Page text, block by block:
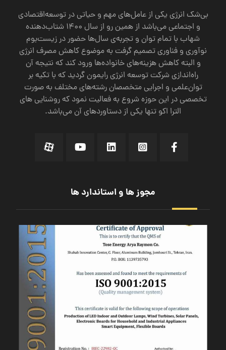
بی‌شک انرژی یکی از عامل‌های مهم و حیاتی در توسعه‌اقتصادی
و اجتماعی می‌باشد از همین رو از سال 1400 شتاب‌دهنده
شهاب با تمام توان و تجربه‌ی سال‌ها حضور در زیست‌بوم
نوآوری و فناوری تصمیم گرفت به موضوع کاهش مصرف انرژی
‌و البته کاهش هزینه‌های خانواده‌ها ورود کند که نتیجه آن
راه‌اندازی شرکت توسعه انرژی رایمون گردید که با تکیه‌ بر
توان‌علمی و اجرایی متخصصان رشته‌های مختلف به صورت
تخصصی در این حوزه شروع به فعالیت نمود که روشنایی های
الترا اکو تنها یکی از دستاورد‌های آن می‌باشد.
مجوز ها و استاندارد ها